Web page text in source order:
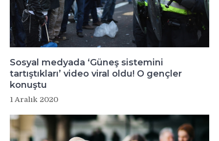
Sosyal medyada ‘Güneş sistemini
tartıştıkları’ video viral oldu! O gençler
konuştu
1 Aralık 2020